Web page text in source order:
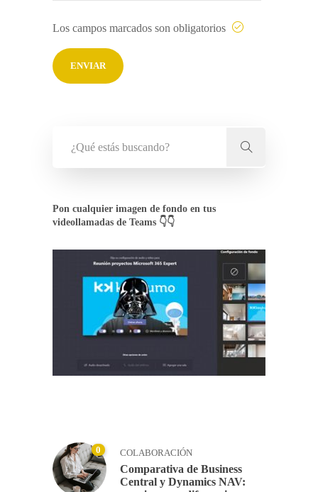
Los campos marcados son obligatorios
Pon cualquier imagen de fondo en tus
videollamadas de Teams 👇👇
0 COLABORACIÓN
Comparativa de Business
Central y Dynamics NAV: